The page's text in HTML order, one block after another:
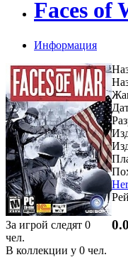
Faces of
Информация
За игрой следят 0
чел.
В коллекции у 0 чел.